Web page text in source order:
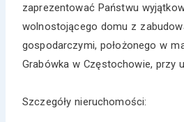
zaprezentować Państwu
wolnostojącego domu z
gospodarczymi, położonego w
Grabówka w Częstochowie, przy
Szczegóły nieruchomości: